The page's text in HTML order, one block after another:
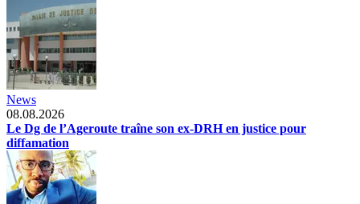
News
08.08.2026
Le Dg de l’Ageroute traîne son ex-DRH en justice pour
diffamation